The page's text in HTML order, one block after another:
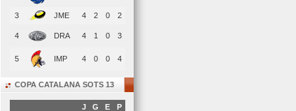
3 JME 4 2 0 2
4 DRA 4 1 0 3
5 IMP 4 0 0 4
COPA CATALANA SOTS 13
J G E P